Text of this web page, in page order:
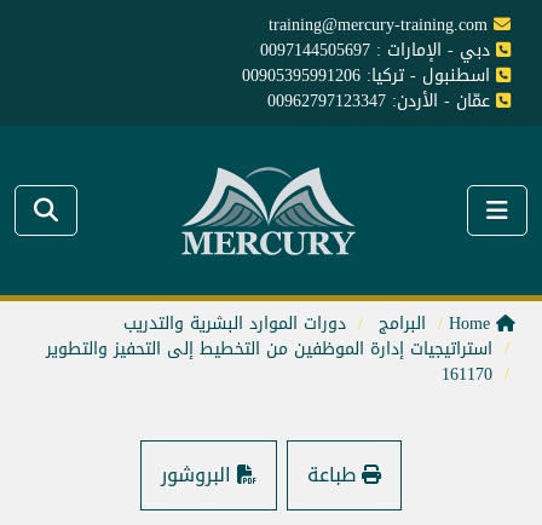
training@mercury-training.com
دبي - الإمارات : 0097144505697
اسطنبول - تركيا: 00905395991206
عمّان - الأردن: 00962797123347
البرامج دورات الموارد البشرية والتدريب
استراتيجيات إدارة الموظفين من التخطيط إلى التحفيز والتطوير
161170
طباعة البروشور